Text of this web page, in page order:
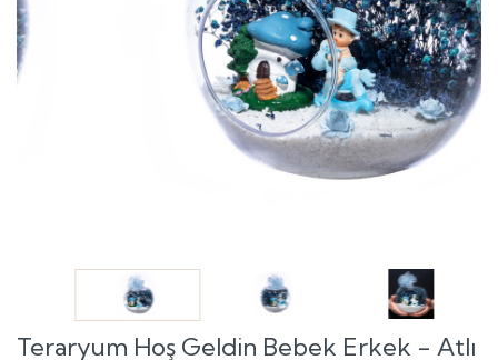
Teraryum Hoş Geldin Bebek Erkek - Atlı